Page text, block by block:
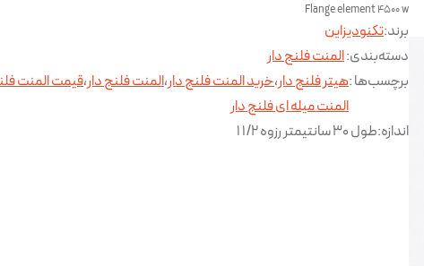
Flange element 4500 w
برند:تکنودیزاین
دسته‌بندی:المنت فلنج دار
برچسب‌ها :هیتر فلنج دار،خرید المنت فلنج دار،المنت فلنج دار،قیمت المنت
المنت میله ای فلنج دار
اندازه:طول 30 سانتیمتر رزوه 1/2 1